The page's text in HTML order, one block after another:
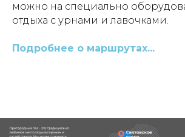
можно на специально
отдыха с урнами и лавочками.
Подробнее о маршрутах...